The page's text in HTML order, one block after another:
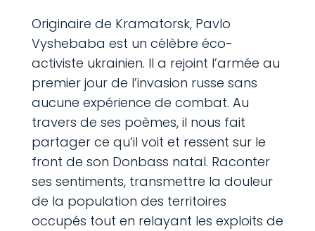
Originaire de Kramatorsk, Pavlo
Vyshebaba est un célèbre éco-
activiste ukrainien. Il a rejoint l’armée au
premier jour de l’invasion russe sans
aucune expérience de combat. Au
travers de ses poèmes, il nous fait
partager ce qu’il voit et ressent sur le
front de son Donbass natal. Raconter
ses sentiments, transmettre la douleur
de la population des territoires
occupés tout en relayant les exploits de